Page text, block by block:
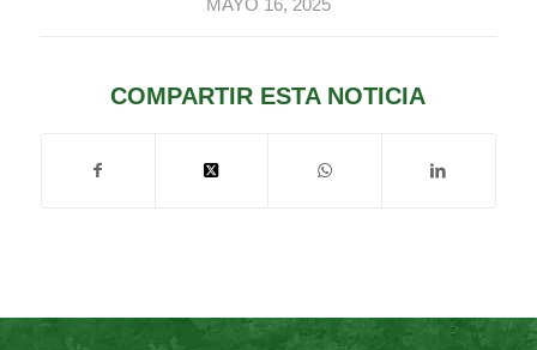
MAYO 16, 2025
COMPARTIR ESTA NOTICIA